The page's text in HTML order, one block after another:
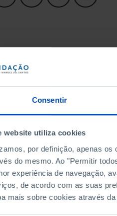
Consentir
website utiliza cookies
por definição, apenas
do mesmo. Ao "Permitir
experiência de navegação,
de acordo com as suas
mais sobre cookies através